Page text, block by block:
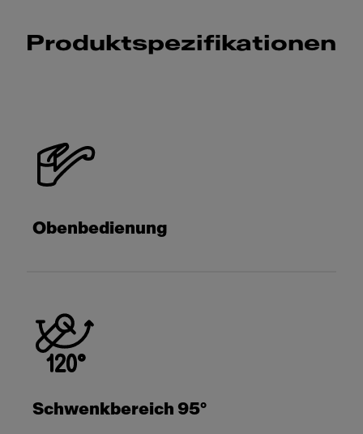
Produktspezifikationen
Obenbedienung
Schwenkbereich 95°